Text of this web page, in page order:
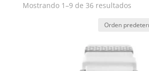
Mostrando 1–9 de 36 resultados